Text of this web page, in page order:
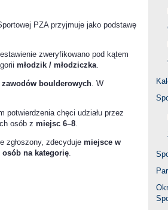
PZA przyjmuje jako podstawę
zweryfikowano pod kątem
młodzik / młodziczka.
boulderowych. W
potwierdzenia chęci udziału przez
osób z miejsc 6–8.
zgłoszony, zdecyduje miejsce w
na kategorię.